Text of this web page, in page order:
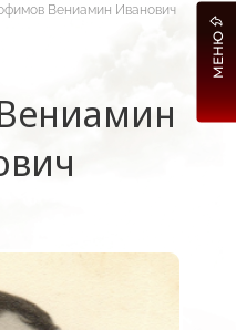
Вениамин Иванович
МЕНЮ